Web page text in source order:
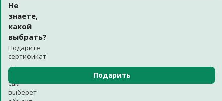
Не
знаете,
какой
выбрать?
Подарите
сертификат
—
сам
выберет
Подарить